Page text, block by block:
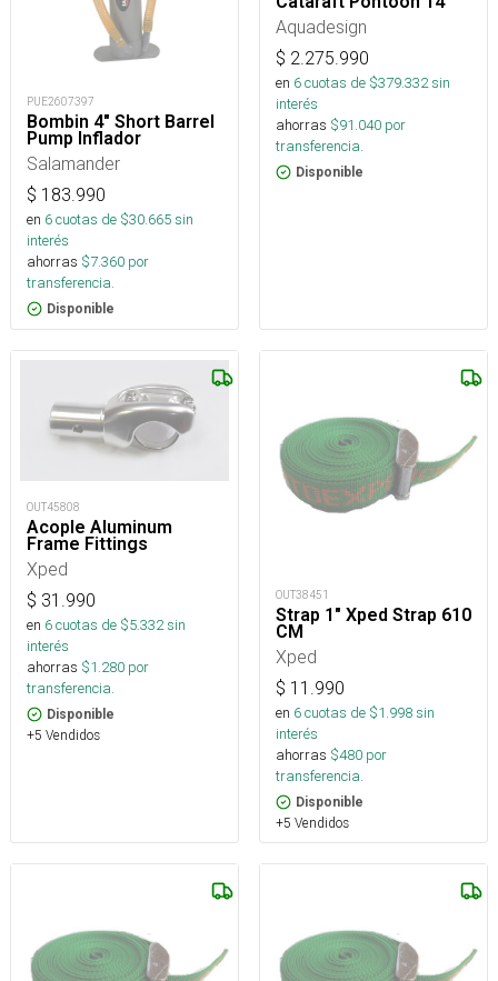
PUE2607397
Bombin 4" Short Barrel
Pump Inflador
Salamander
$ 183.990
en 6cuotas de $30.665sin
interés
ahorras $7.360 por
transferencia.
Disponible
Aquadesign
$ 2.275.990
en 6cuotas de $379.332sin
interés
ahorras $91.040 por
transferencia.
Disponible
OUT45808
Acople Aluminum
Frame Fittings
Xped
$ 31.990
en 6cuotas de $5.332sin
interés
ahorras $1.280 por
transferencia.
Disponible
+5 Vendidos
OUT38451
Strap 1" Xped Strap 610
CM
Xped
$ 11.990
en 6cuotas de $1.998sin
interés
ahorras $480 por
transferencia.
Disponible
+5 Vendidos